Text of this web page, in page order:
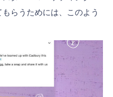
らうためには、このよう